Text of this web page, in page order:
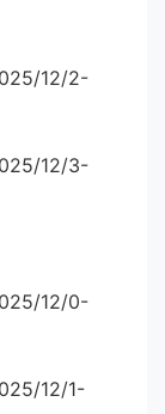
12/2-
12/3-
12/0-
12/1-